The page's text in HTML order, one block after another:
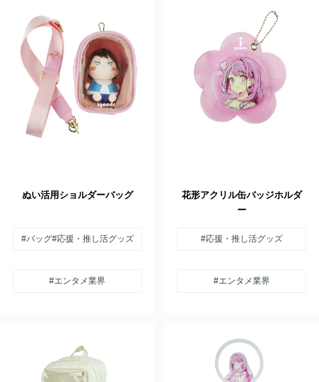
ぬい活用ショルダーバッグ
#バッグ#応援・推し活グッズ
#エンタメ業界
花形アクリル缶バッジホルダ
ー
#応援・推し活グッズ
#エンタメ業界